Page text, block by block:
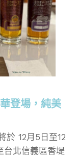
登場，純美
於 12月5日至12
台北信義區香堤